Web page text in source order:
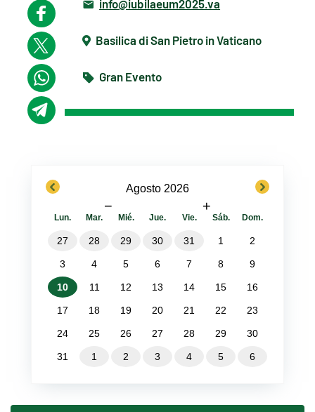
info@iubilaeum2025.va
Basilica di San Pietro in Vaticano
Gran Evento
previous Agosto 2026
− +
next
Lun. Mar. Mié. Jue. Vie. Sáb. Dom.
27 28 29 30 31 1 2
3 4 5 6 7 8 9
10 11 12 13 14 15 16
17 18 19 20 21 22 23
24 25 26 27 28 29 30
31 1 2 3 4 5 6